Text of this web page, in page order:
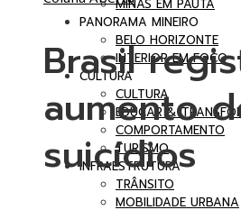
MINAS EM PAUTA
PANORAMA MINEIRO
BELO HORIZONTE
INTERIOR EM FOCO
CULTURA
CULTURA
EDUCAR &
COMPORTAMENTO
TURISMO
INFRAESTRUTURA
TRÂNSITO
MOBILIDADE URBANA
Brasil
aumento
suicídios